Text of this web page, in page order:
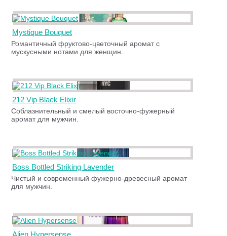
Mystique Bouquet
Романтичный фруктово-цветочный аромат с
мускусными нотами для женщин.
212 Vip Black Elixir
Соблазнительный и смелый восточно-фужерный
аромат для мужчин.
Boss Bottled Striking Lavender
Чистый и современный фужерно-древесный аромат
для мужчин.